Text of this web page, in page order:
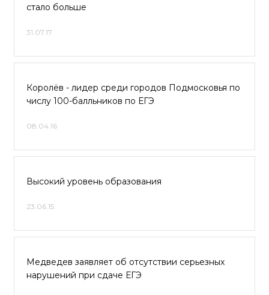
стало больше
31.07.17
Королёв - лидер среди городов Подмосковья по
числу 100-балльников по ЕГЭ
08.04.16
Высокий уровень образования
23.06.15
Медведев заявляет об отсутствии серьезных
нарушений при сдаче ЕГЭ